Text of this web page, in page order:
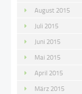
August 2015
Juli 2015
Juni 2015
Mai 2015
April 2015
März 2015